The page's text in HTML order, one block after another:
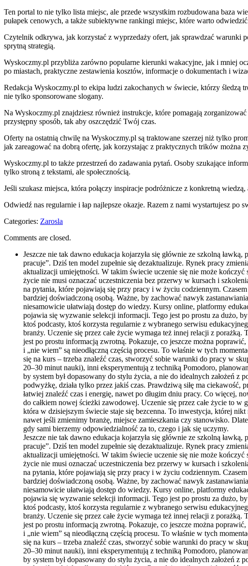
Ten portal to nie tylko lista miejsc, ale przede wszystkim rozbudowana baza
pułapek cenowych, a także subiektywne rankingi miejsc, które warto
Czytelnik odkrywa, jak korzystać z wyprzedaży ofert, jak sprawdzać warunki
sprytną strategią.
Wyskoczmy.pl przybliża zarówno popularne kierunki wakacyjne, jak i mniej
po miastach, praktyczne zestawienia kosztów, informacje o dokumentach i
Redakcja Wyskoczmy.pl to ekipa ludzi zakochanych w świecie, którzy śledzą
nie tylko sponsorowane slogany.
Na Wyskoczmy.pl znajdziesz również instrukcje, które pomagają
przystępny sposób, tak aby oszczędzić Twój czas.
Oferty na ostatnią chwilę na Wyskoczmy.pl są traktowane szerzej niż tylko
jak zareagować na dobrą ofertę, jak korzystając z praktycznych trików można
Wyskoczmy.pl to także przestrzeń do zadawania pytań. Osoby szukające
tylko stroną z tekstami, ale społecznością.
Jeśli szukasz miejsca, która połączy inspiracje podróżnicze z konkretną
Odwiedź nas regularnie i łap najlepsze okazje. Razem z nami wystartujesz po
Categories: Zarosla
Comments are closed.
Jeszcze nie tak dawno edukacja kojarzyła się głównie ze szkolną
pracuje”. Dziś ten model zupełnie się dezaktualizuje. Rynek pracy
aktualizacji umiejętności. W takim świecie uczenie się nie może
życie nie musi oznaczać uczestniczenia bez przerwy w kursach i
na pytania, które pojawiają się przy pracy i w życiu codziennym.
bardziej doświadczoną osobą. Ważne, by zachować nawyk
niesamowicie ułatwiają dostęp do wiedzy. Kursy online, platformy
pojawia się wyzwanie selekcji informacji. Tego jest po prostu za dużo,
ktoś podcasty, ktoś korzysta regularnie z wybranego serwisu
branży. Uczenie się przez całe życie wymaga też innej relacji z porażką.
jest po prostu informacją zwrotną. Pokazuje, co jeszcze można
i „nie wiem” są nieodłączną częścią procesu. To właśnie w tych
się na kurs – trzeba znaleźć czas, stworzyć sobie warunki do pracy w
20–30 minut nauki), inni eksperymentują z techniką Pomodoro,
by system był dopasowany do stylu życia, a nie do idealnych założeń
podwyżkę, działa tylko przez jakiś czas. Prawdziwą siłę ma ciekawość,
łatwiej znaleźć czas i energię, nawet po długim dniu pracy. Co więcej,
do całkiem nowej ścieżki zawodowej. Uczenie się przez całe życie to
która w dzisiejszym świecie staje się bezcenna. To inwestycja, której
nawet jeśli zmienimy branżę, miejsce zamieszkania czy stanowisko.
gdy sami bierzemy odpowiedzialność za to, czego i jak się uczymy.
Jeszcze nie tak dawno edukacja kojarzyła się głównie ze szkolną
pracuje”. Dziś ten model zupełnie się dezaktualizuje. Rynek pracy
aktualizacji umiejętności. W takim świecie uczenie się nie może
życie nie musi oznaczać uczestniczenia bez przerwy w kursach i
na pytania, które pojawiają się przy pracy i w życiu codziennym.
bardziej doświadczoną osobą. Ważne, by zachować nawyk
niesamowicie ułatwiają dostęp do wiedzy. Kursy online, platformy
pojawia się wyzwanie selekcji informacji. Tego jest po prostu za dużo,
ktoś podcasty, ktoś korzysta regularnie z wybranego serwisu
branży. Uczenie się przez całe życie wymaga też innej relacji z porażką.
jest po prostu informacją zwrotną. Pokazuje, co jeszcze można
i „nie wiem” są nieodłączną częścią procesu. To właśnie w tych
się na kurs – trzeba znaleźć czas, stworzyć sobie warunki do pracy w
20–30 minut nauki), inni eksperymentują z techniką Pomodoro,
by system był dopasowany do stylu życia, a nie do idealnych założeń